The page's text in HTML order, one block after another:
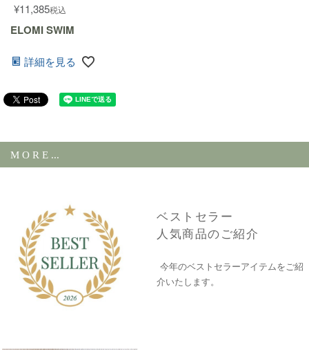
¥11,385税込
ELOMI SWIM
詳細を見る
M O R E ...
ベストセラー
人気商品のご紹介
今年のベストセラーアイテムをご紹
介いたします。